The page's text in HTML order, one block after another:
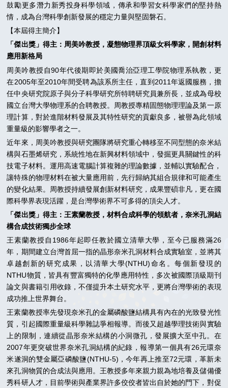
鼓勵更多潛力新秀投身科學領域，傳承和學習女科學家們的堅持熱
情，成為台灣科學創新發展的穩定力量與堅固磐石。
【本屆得主簡介】
「傑出獎」得主：周美吟教授，凝態物理界頂級女科學家，開創材料
應用新格局
周美吟教授自90年代後期即於美國喬治亞理工學院物理系執教，更
在2005年至2010年間受聘為該系所主任，直到2011年返國服務，擔
任中央研究院原子與分子科學研究所特聘研究員兼所長，並成為母校
國立台灣大學物理系的合聘教授。周教授專精固態物理理論及第一原
理計算，對於進階材料發展及其特性研究的貢獻良多，被譽為此領域
重量級的影響學者之一。
近年來，周美吟教授與研究團隊將研究重心轉移至不同型態的奈米結
構與石墨烯研究，系統性地在新興材料領域中，發掘更具關鍵性的科
技電子材料。運用高速電腦計算複雜的理論數據，並輔以實驗配合，
讓特殊的物理材料在被大量應用前，先行歸納其組合規律和可能產生
的變化結果。周教授持續發展創新材料研究，成果豐碩非凡，更在國
際科學界表現活躍，是台灣學術界不可多得的頂尖人才。
「傑出獎」得主：王素蘭教授，材料合成科學的領航者，奈米孔洞結
構合成技術獨步全球
王素蘭教授自1986年起即任教於國立清華大學，至今已服務滿26
年，期間建立台灣首屈一指的晶形奈米孔洞材料合成實驗室，並將其
卓越創新的研究成果，以清華大學(NTHU)命名。每個新發現的
NTHU物質，皆具有豐富獨特的化學應用特性，多次被國際頂級期刊
論文與書籍引用收錄，不僅提升本土研究水平，更將台灣學術的表現
成功推上世界舞台。
王素蘭教授率先發現奈米孔的金屬磷酸鹽結構具有內在的光致發光性
質，引起國際重量級科學雜誌爭相報導。而後又超越學理技術與實驗
上的限制，連續從晶形奈米結構的小洞微孔，發展擴大至中孔。在
2007年更突破世界奈米孔洞結構的紀錄，報導第一個具有26元環奈
米遂洞的雙金屬亞磷酸鹽(NTHU-5)，今年再上推至72元環，革新未
來孔洞物質的合成法與應用。王教授多年來親力親為地培養及儲備優
秀科研人才，目前學術與產業界許多佼佼者皆出自於她的門下，對促